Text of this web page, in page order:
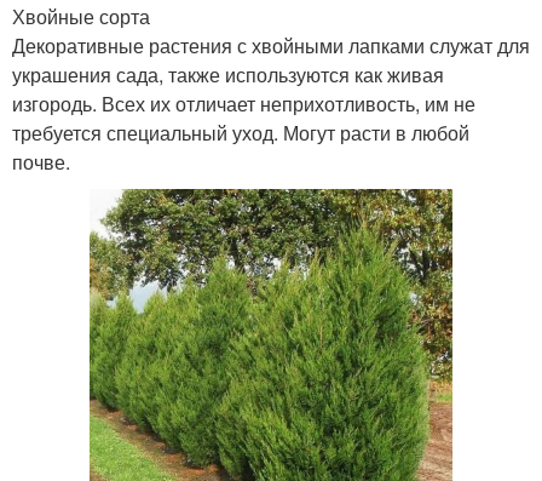
Хвойные сорта
Декоративные растения с хвойными лапками служат для
украшения сада, также используются как живая
изгородь. Всех их отличает неприхотливость, им не
требуется специальный уход. Могут расти в любой
почве.